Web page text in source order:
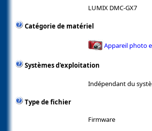
LUMIX DMC-GX7
Catégorie de matériel
Appareil photo
Systèmes d'exploitation
Indépendant du
Type de fichier
Firmware